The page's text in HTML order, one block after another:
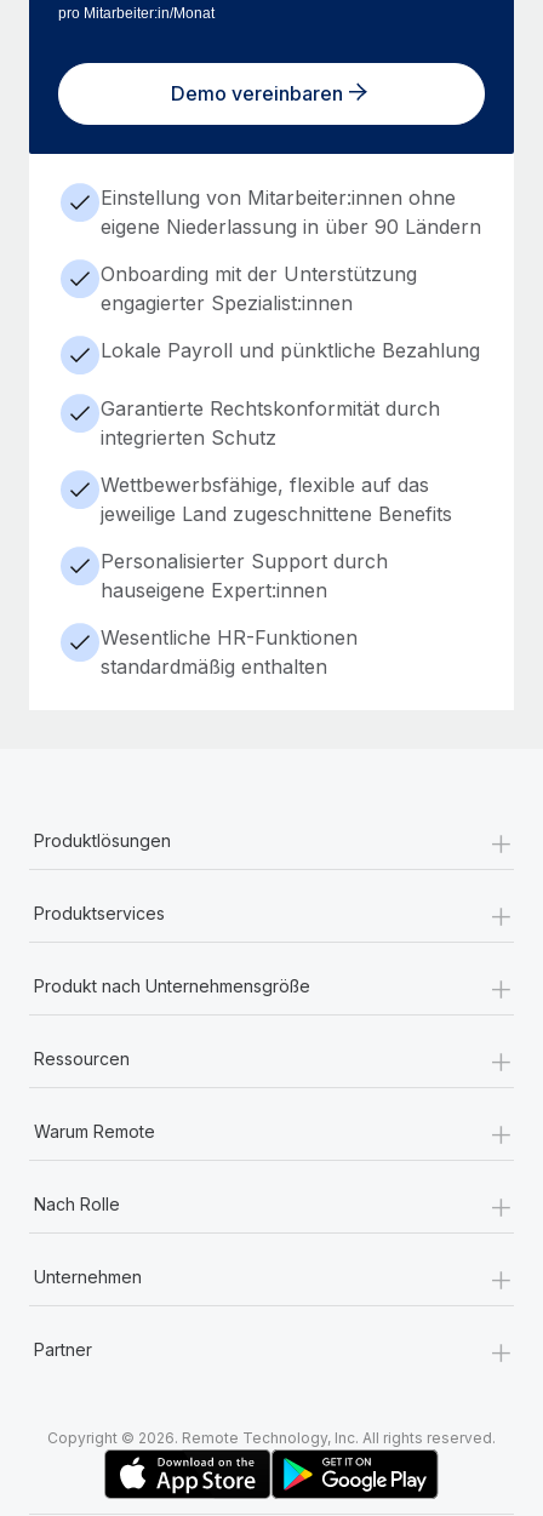
pro Mitarbeiter:in/Monat
Demo vereinbaren
Einstellung von Mitarbeiter:innen ohne
eigene Niederlassung in über 90 Ländern
Onboarding mit der Unterstützung
engagierter Spezialist:innen
Lokale Payroll und pünktliche Bezahlung
Garantierte Rechtskonformität durch
integrierten Schutz
Wettbewerbsfähige, flexible auf das
jeweilige Land zugeschnittene Benefits
Personalisierter Support durch
hauseigene Expert:innen
Wesentliche HR-Funktionen
standardmäßig enthalten
Produktlösungen +
Produktservices +
Produkt nach Unternehmensgröße +
Ressourcen +
Warum Remote +
Nach Rolle +
Unternehmen +
Partner +
Copyright © 2026. Remote Technology, Inc. All rights reserved.